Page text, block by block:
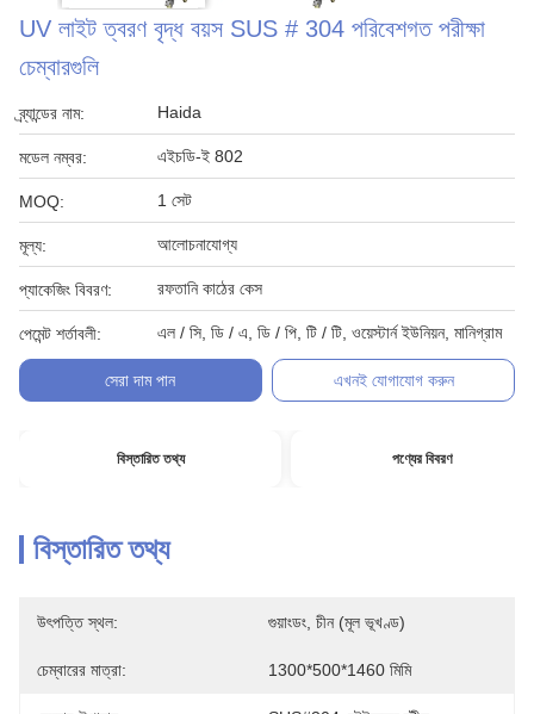
UV লাইট ত্বরণ বৃদ্ধ বয়স SUS # 304 পরিবেশগত পরীক্ষা
চেম্বারগুলি
ব্র্যান্ডের নাম: Haida
মডেল নম্বর: এইচডি-ই 802
MOQ: 1 সেট
মূল্য: আলোচনাযোগ্য
প্যাকেজিং বিবরণ: রফতানি কাঠের কেস
পেমেন্ট শর্তাবলী: এল / সি, ডি / এ, ডি / পি, টি / টি, ওয়েস্টার্ন ইউনিয়ন, মানিগ্রাম
সেরা দাম পান এখনই যোগাযোগ করুন
বিস্তারিত তথ্য পণ্যের বিবরণ
বিস্তারিত তথ্য
উৎপত্তি স্থল: গুয়াংডং, চীন (মূল ভূখণ্ড)
চেম্বারের মাত্রা: 1300*500*1460 মিমি